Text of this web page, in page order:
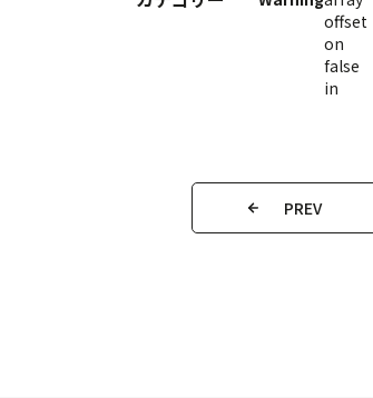
offset
on
false
in
PREV